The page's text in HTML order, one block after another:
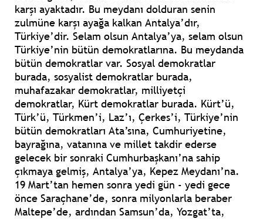
karşı ayaktadır. Bu meydanı dolduran senin
zulmüne karşı ayağa kalkan Antalya’dır,
Türkiye’dir. Selam olsun Antalya’ya, selam olsun
Türkiye’nin bütün demokratlarına. Bu meydanda
bütün demokratlar var. Sosyal demokratlar
burada, sosyalist demokratlar burada,
muhafazakar demokratlar, milliyetçi
demokratlar, Kürt demokratlar burada. Kürt’ü,
Türk’ü, Türkmen’i, Laz’ı, Çerkes’i, Türkiye’nin
bütün demokratları Ata’sına, Cumhuriyetine,
bayrağına, vatanına ve millet takdir ederse
gelecek bir sonraki Cumhurbaşkanı’na sahip
çıkmaya gelmiş, Antalya’ya, Kepez Meydanı’na.
19 Mart’tan hemen sonra yedi gün - yedi gece
önce Saraçhane’de, sonra milyonlarla beraber
Maltepe’de, ardından Samsun’da, Yozgat’ta,